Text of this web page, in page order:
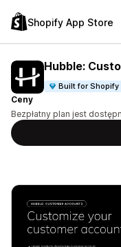
Shopify App Store
Hubble:
Built for Shopify
Ceny
Bezpłatny plan jest